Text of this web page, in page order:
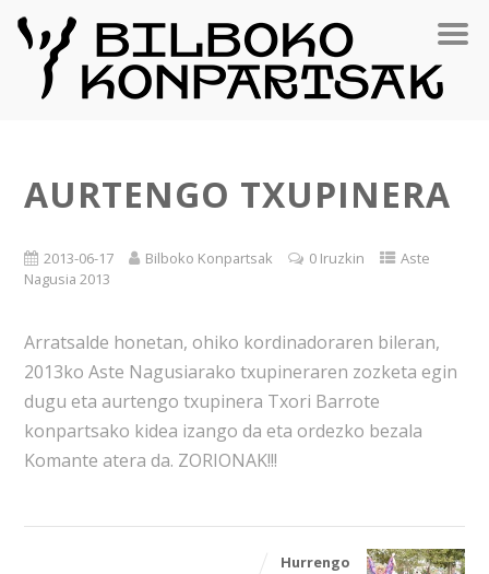
AURTENGO TXUPINERA
2013-06-17 Bilboko Konpartsak 0 Iruzkin
Aste
Nagusia 2013
Arratsalde honetan, ohiko kordinadoraren bileran,
2013ko Aste Nagusiarako txupineraren zozketa egin
dugu eta aurtengo txupinera Txori Barrote
konpartsako kidea izango da eta ordezko bezala
Komante atera da. ZORIONAK!!!
Hurrengo